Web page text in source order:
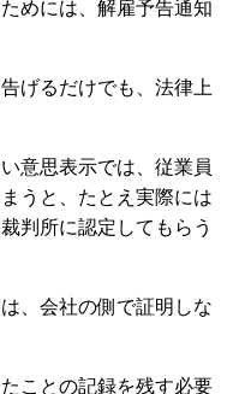
めには、解雇予告通知
げるだけでも、法律上
意思表示では、従業員
うと、たとえ実際には
判所に認定してもらう
、会社の側で証明しな
ことの記録を残す必要